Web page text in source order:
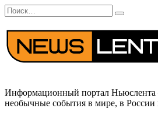
Перейти
к
содержанию
Search
for:
Информационный портал
необычные события в мире, в России